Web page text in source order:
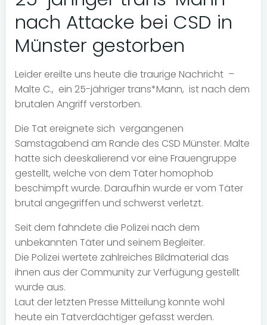
nach Attacke bei CSD in
Münster gestorben
Leider ereilte uns heute die traurige Nachricht –
Malte C., ein 25-jähriger trans*Mann, ist nach dem
brutalen Angriff verstorben.
Die Tat ereignete sich vergangenen
Samstagabend am Rande des CSD Münster. Malte
hatte sich deeskalierend vor eine Frauengruppe
gestellt, welche von dem Täter homophob
beschimpft wurde. Daraufhin wurde er vom Täter
brutal angegriffen und schwerst verletzt.
Seit dem fahndete die Polizei nach dem
unbekannten Täter und seinem Begleiter.
Die Polizei wertete zahlreiches Bildmaterial das
ihnen aus der Community zur Verfügung gestellt
wurde aus.
Laut der letzten Presse Mitteilung konnte wohl
heute ein Tatverdächtiger gefasst werden.